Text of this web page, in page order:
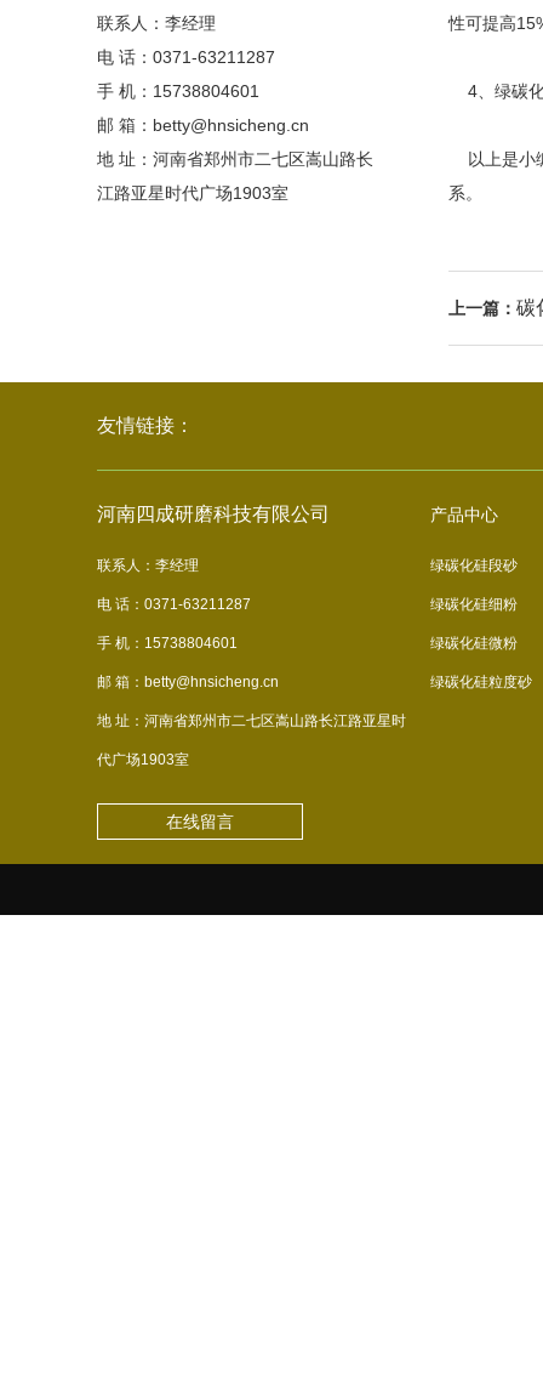
联系人：李经理
电 话：0371-63211287
手 机：15738804601
邮 箱：betty@hnsicheng.cn
地 址：河南省郑州市二七区嵩山路长
江路亚星时代广场1903室
性可提高
4、绿碳化
以上是小
系。
上一篇： 碳
友情链接：
河南四成研磨科技有限公司
联系人：李经理
电 话：0371-63211287
手 机：15738804601
邮 箱：betty@hnsicheng.cn
地 址：河南省郑州市二七区嵩山路长江路亚星时
代广场1903室
在线留言
产品中心
绿碳化硅段砂
绿碳化硅细粉
绿碳化硅微粉
绿碳化硅粒度砂